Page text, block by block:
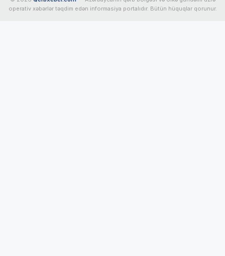
operativ xəbərlər təqdim edən informasiya portalıdır. Bütün hüquqlar qorunur.